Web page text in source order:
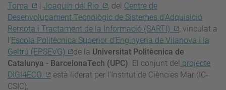
Toma
i Joaquín del Rio , del Centre de
Desenvolupament Tecnològic de Sistemes d'Adquisició
Remota i Tractament de la Informació (SARTI)
, vinculat a
l’Escola Politècnica Superior d’Enginyeria de Vilanova i la
Geltrú (EPSEVG)
de la Universitat Politècnica de
Catalunya - BarcelonaTech (UPC). El conjunt del projecte
DIGI4ECO
està liderat per l’Institut de Ciències Mar (IC-
CSIC).